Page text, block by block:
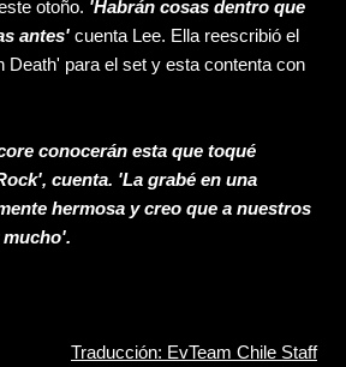
otoño. 'Habrán cosas dentro que
antes' cuenta Lee. Ella reescribió el
Death' para el set y esta contenta con
conocerán esta que toqué
cuenta. 'La grabé en una
hermosa y creo que a nuestros
mucho'.
Traducción: EvTeam Chile Staff